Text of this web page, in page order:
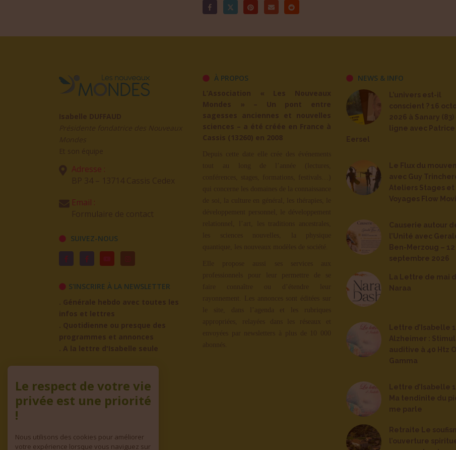
Adresse :
Email :
SUIVEZ-NOUS
S'INSCRIRE À LA NEWSLETTER
À PROPOS
NEWS & INFO
Le respect de votre vie
privée est une priorité
!
Nous utilisons des cookies pour améliorer
votre expérience lorsque vous naviguez sur